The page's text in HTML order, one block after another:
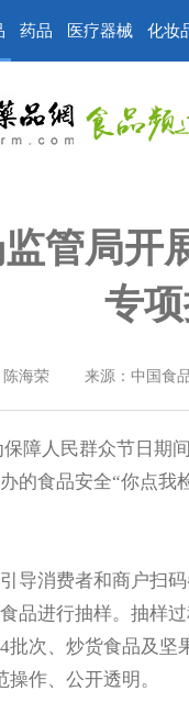
药品 医疗器械 化妆
管局开
专
海荣 来源：中国食
人民群众节日期间
的食品安全“你点我
消费者和商户扫码
品进行抽样。抽样
批次、炒货食品及
作、公开透明。